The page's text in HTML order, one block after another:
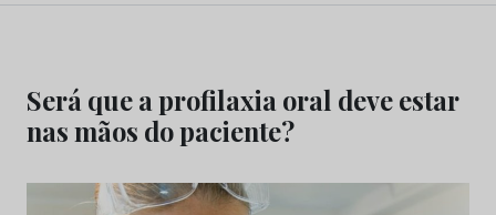
Será que a profilaxia oral deve estar
nas mãos do paciente?